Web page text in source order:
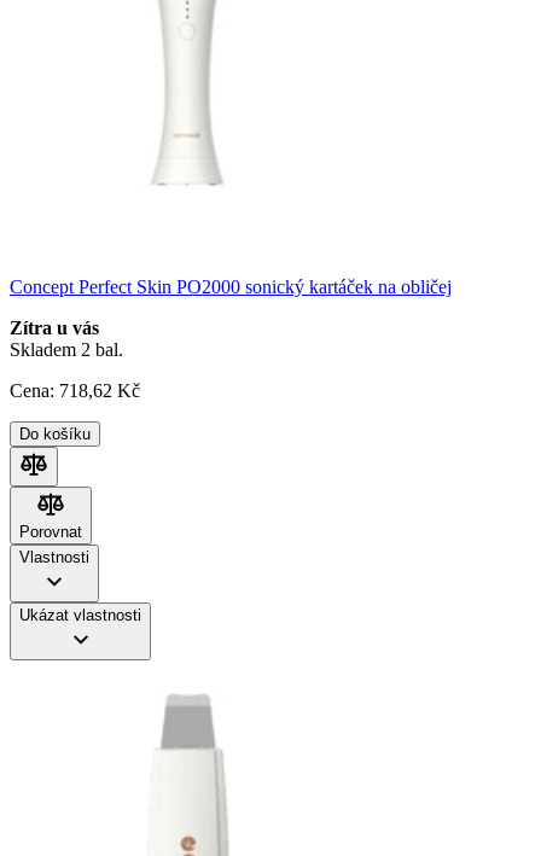
Concept Perfect Skin PO2000 sonický kartáček na obličej
Zítra u vás
Skladem 2 bal.
Cena: 718,62 Kč
Do košíku
Porovnat
Porovnat
Vlastnosti
Ukázat vlastnosti